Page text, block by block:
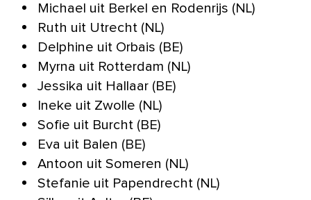
Michael uit Berkel en Rodenrijs (NL)
Ruth uit Utrecht (NL)
Delphine uit Orbais (BE)
Myrna uit Rotterdam (NL)
Jessika uit Hallaar (BE)
Ineke uit Zwolle (NL)
Sofie uit Burcht (BE)
Eva uit Balen (BE)
Antoon uit Someren (NL)
Stefanie uit Papendrecht (NL)